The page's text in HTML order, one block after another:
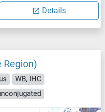
Details
Region)
WB, IHC